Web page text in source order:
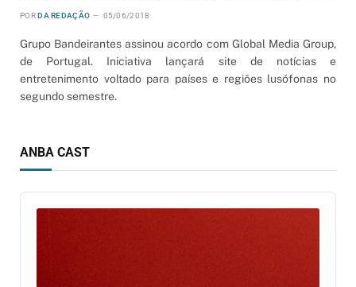
POR DA REDAÇÃO 05/06/2018
Grupo Bandeirantes assinou acordo com Global Media Group,
de Portugal. Iniciativa lançará site de notícias e
entretenimento voltado para países e regiões lusófonas no
segundo semestre.
ANBA CAST
Audio
Player